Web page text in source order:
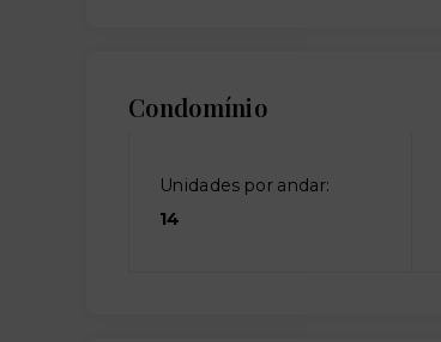
Condomínio
Unidades por andar:
14